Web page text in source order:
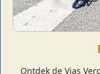
Ontdek de Vias